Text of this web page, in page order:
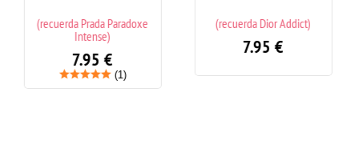
(recuerda Dior Addict)
7.95
(recuerda Good Girl Carolina
Herrera)
7.95